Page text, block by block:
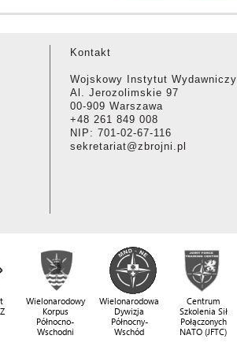
Kontakt
Wojskowy Instytut Wydawniczy
Al. Jerozolimskie 97
00-909 Warszawa
+48 261 849 008
NIP: 701-02-67-116
sekretariat@zbrojni.pl
Wielonarodowy
Korpus
Północno-
Wschodni
Wielonarodowa
Dywizja
Północny-
Wschód
Centrum
Szkolenia Sił
Połączonych
NATO (JFTC)